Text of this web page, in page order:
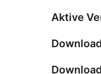
Aktive